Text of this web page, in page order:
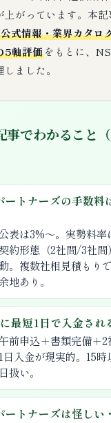
上がっています。本
式情報・業界カタロ
5軸評価をもとに、
ました。
事でわかること
ートナーズの手数料
表は3%〜。実勢料率
約形態（2社間/3社
。複数社相見積もり
地あり。
最短1日で入金され
前申込＋書類完備＋2
日入金が現実的。15
扱い。
ートナーズは怪しい